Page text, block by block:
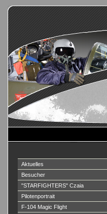
Aktuelles
Besucher
"STARFIGHTERS" Czaia
Pilotenportrait
F-104 Magic Flight